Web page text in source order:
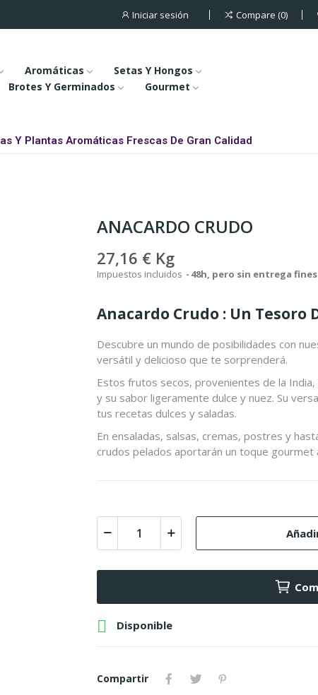
Iniciar sesión Compare 0
Aromáticas
Setas Y Hongos
Brotes Y Germinados Gourmet
Y Plantas Aromáticas Frescas De Gran Calidad
ANACARDO CRUDO
27,16 € Kg
Impuestos incluidos 48h, pero sin entrega
Anacardo Crudo : Un Tesoro
Descubre un mundo de posibilidades con
versátil y delicioso que te sorprenderá.
Estos frutos secos, provenientes de la
y su sabor ligeramente dulce y nuez. Su
tus recetas dulces y saladas.
En ensaladas, salsas, cremas, postres y
crudos pelados aportarán un toque gourmet
 Disponible
Compartir